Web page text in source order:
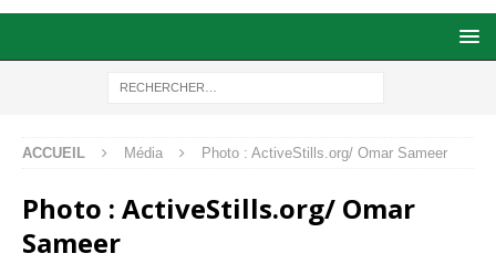
ACCUEIL Média Photo : ActiveStills.org/ Omar Sameer
Photo : ActiveStills.org/ Omar
Sameer